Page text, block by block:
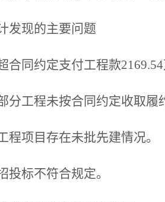
发现的主要问题
合同约定支付工程款2169.54
分工程未按合同约定收取履
程项目存在未批先建情况。
投标不符合规定。